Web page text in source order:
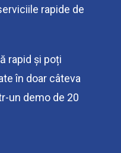
rapide de
rapid și poți
în doar câteva
un demo de 20